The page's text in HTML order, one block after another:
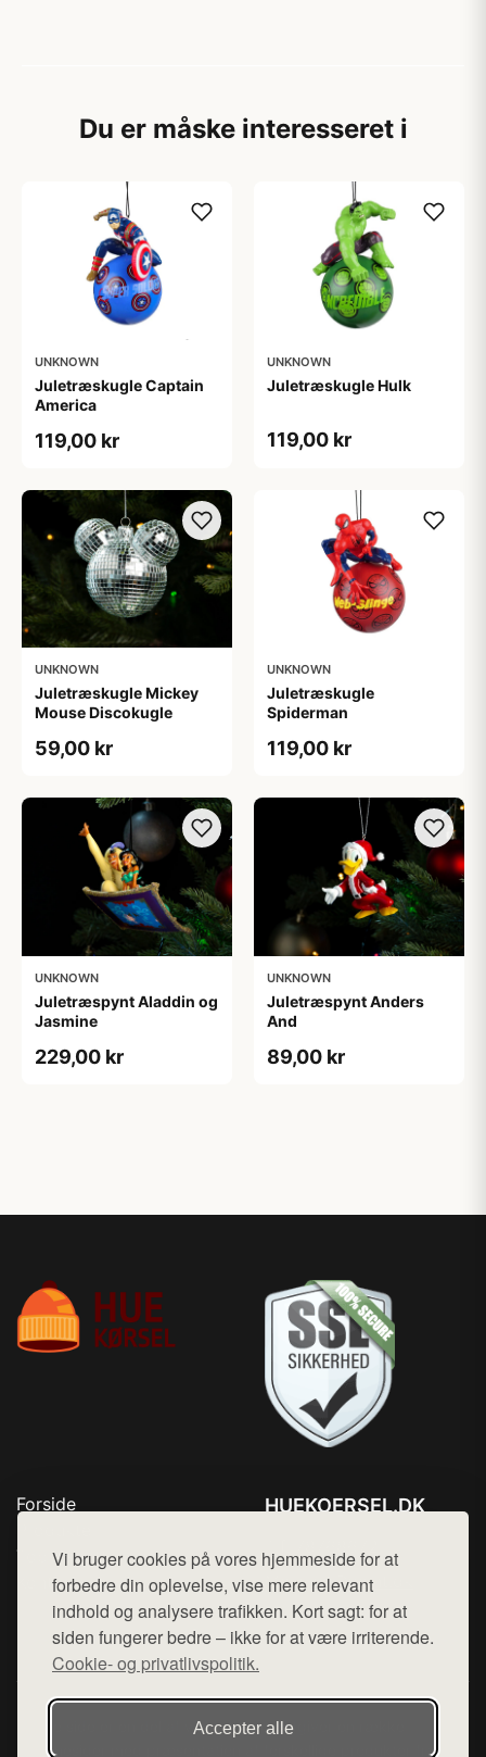
Vi bruger cookies på vores hjemmeside for at
forbedre din oplevelse, vise mere relevant
indhold og analysere trafikken. Kort sagt: for at
siden fungerer bedre – ikke for at være irriterende.
Cookie- og privatlivspolitik.
Accepter alle
Du er måske interesseret i
UNKNOWN
Juletræskugle Captain
America
119,00 kr
UNKNOWN
Juletræskugle Hulk
119,00 kr
UNKNOWN
Juletræskugle Mickey
Mouse Discokugle
59,00 kr
UNKNOWN
Juletræskugle
Spiderman
119,00 kr
UNKNOWN
Juletræspynt Aladdin og
Jasmine
229,00 kr
UNKNOWN
Juletræspynt Anders
And
89,00 kr
Forside
Top Rabatter
Kontakt
HUEKOERSEL.DK
Mail: hej@want.dk
Cookie- og privatlivspolitik
Denne side er en del af want.dk, der udgiver en række
hjemmesider med præsentation af forskellige produkter fra